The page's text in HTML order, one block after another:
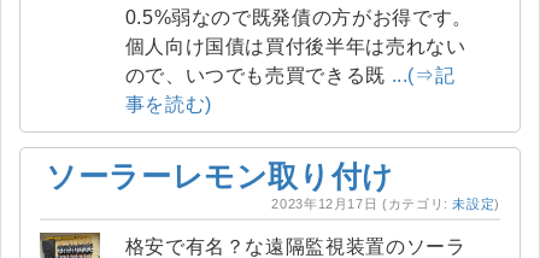
0.5%弱なので既発債の方がお得です。
個人向け国債は買付後半年は売れない
ので、いつでも売買できる既 ...(⇒記
事を読む)
ソーラーレモン取り付け
2023年12月17日 (カテゴリ:未設定)
格安で有名？な遠隔監視装置のソーラ